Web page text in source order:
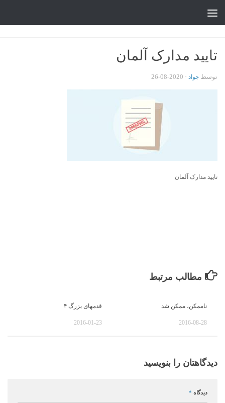
تایید مدارک آلمان
توسط جواد ·
2020-08-26
تایید مدارک آلمان
مطالب مرتبط
ناممکن، ممکن شد
2016-08-28
قدمهای بزرگ ۴
2016-01-23
دیدگاهتان را بنویسید
دیدگاه *